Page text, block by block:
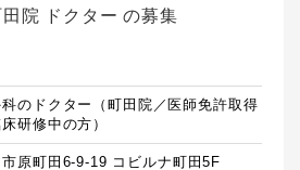
院 ドクター の募集
のドクター（町田院／医師免許取得
研修中の方）
原町田6-9-19 コビルナ町田5F